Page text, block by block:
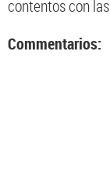
contentos con
Commentarios: